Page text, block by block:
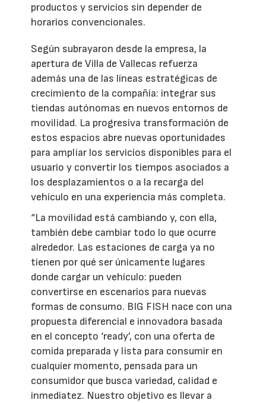
productos y servicios sin depender de
horarios convencionales.
Según subrayaron desde la empresa, la
apertura de Villa de Vallecas refuerza
además una de las líneas estratégicas de
crecimiento de la compañía: integrar sus
tiendas autónomas en nuevos entornos de
movilidad. La progresiva transformación de
estos espacios abre nuevas oportunidades
para ampliar los servicios disponibles para el
usuario y convertir los tiempos asociados a
los desplazamientos o a la recarga del
vehículo en una experiencia más completa.
“La movilidad está cambiando y, con ella,
también debe cambiar todo lo que ocurre
alrededor. Las estaciones de carga ya no
tienen por qué ser únicamente lugares
donde cargar un vehículo: pueden
convertirse en escenarios para nuevas
formas de consumo. BIG FISH nace con una
propuesta diferencial e innovadora basada
en el concepto ‘ready’, con una oferta de
comida preparada y lista para consumir en
cualquier momento, pensada para un
consumidor que busca variedad, calidad e
inmediatez. Nuestro objetivo es llevar a